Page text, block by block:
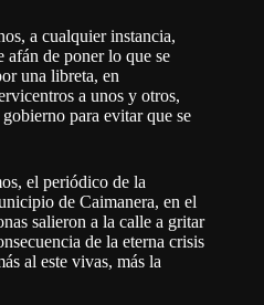
a cualquier instancia,
afán de poner lo que se
una libreta, en
a unos y otros,
para evitar que se
el periódico de la
de Caimanera, en el
salieron a la calle a gritar
de la eterna crisis
al este vivas, más la